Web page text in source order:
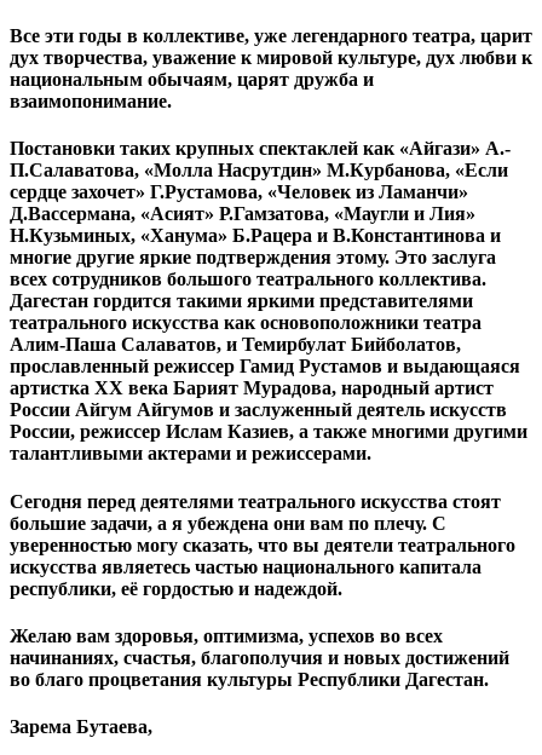
Все эти годы в коллективе, уже легендарного театра, царит
дух творчества, уважение к мировой культуре, дух любви к
национальным обычаям, царят дружба и
взаимопонимание.
Постановки таких крупных спектаклей как «Айгази» А.-
П.Салаватова, «Молла Насрутдин» М.Курбанова, «Если
сердце захочет» Г.Рустамова, «Человек из Ламанчи»
Д.Вассермана, «Асият» Р.Гамзатова, «Маугли и Лия»
Н.Кузьминых, «Ханума» Б.Рацера и В.Константинова и
многие другие яркие подтверждения этому. Это заслуга
всех сотрудников большого театрального коллектива.
Дагестан гордится такими яркими представителями
театрального искусства как основоположники театра
Алим-Паша Салаватов, и Темирбулат Бийболатов,
прославленный режиссер Гамид Рустамов и выдающаяся
артистка ХХ века Барият Мурадова, народный артист
России Айгум Айгумов и заслуженный деятель искусств
России, режиссер Ислам Казиев, а также многими другими
талантливыми актерами и режиссерами.
Сегодня перед деятелями театрального искусства стоят
большие задачи, а я убеждена они вам по плечу. С
уверенностью могу сказать, что вы деятели театрального
искусства являетесь частью национального капитала
республики, её гордостью и надеждой.
Желаю вам здоровья, оптимизма, успехов во всех
начинаниях, счастья, благополучия и новых достижений
во благо процветания культуры Республики Дагестан.
Зарема Бутаева,